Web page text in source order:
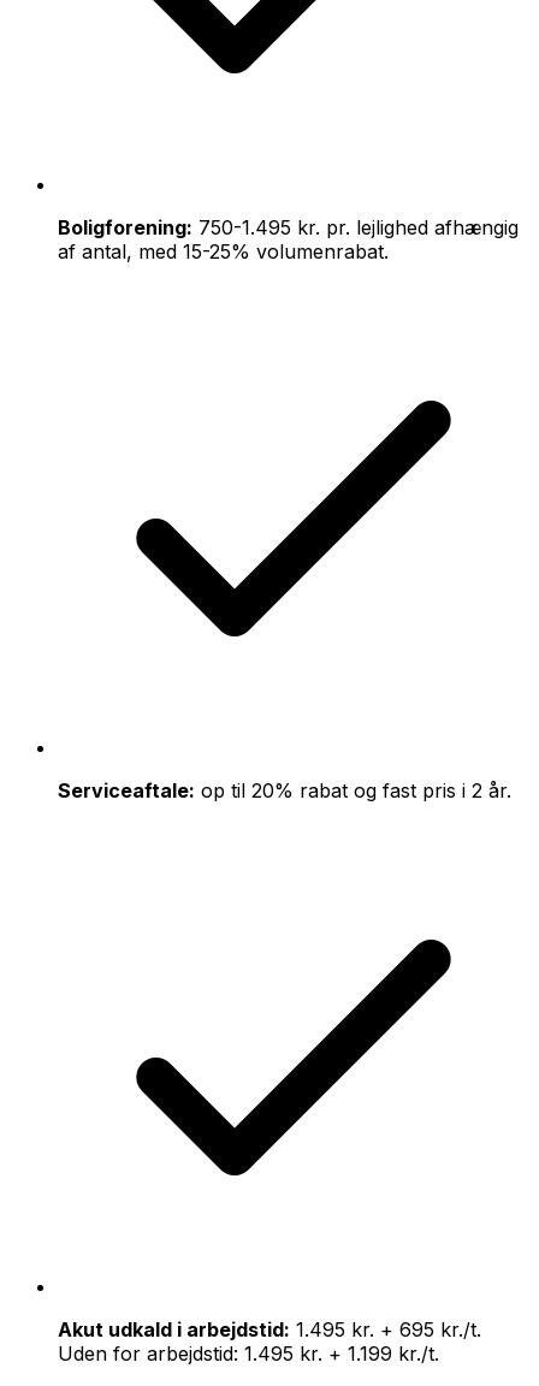
Boligforening: 750-1.495 kr. pr. lejlighed afhængig
af antal, med 15-25% volumenrabat.
Serviceaftale: op til 20% rabat og fast pris i 2 år.
Akut udkald i arbejdstid: 1.495 kr. + 695 kr./t.
Uden for arbejdstid: 1.495 kr. + 1.199 kr./t.